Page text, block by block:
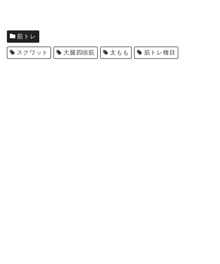
筋トレ
スクワット 大腿四頭筋 太もも 筋トレ種目